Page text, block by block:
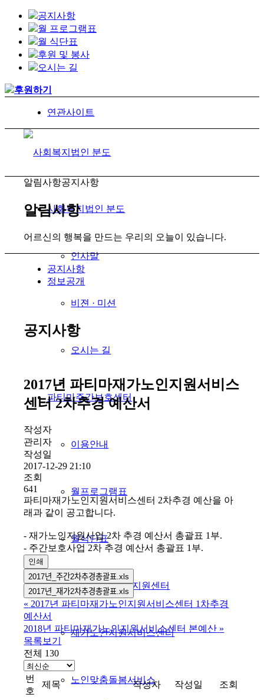
공지사항
월 프로그램표
월 식단표
후원 및 봉사
오시는 길
후원하기
연관사이트
사회복지법인 분도
인사말
비젼 · 미션
오시는 길
파티마주간보호센터
이용안내
월프로그램표
월식단표
파티마재가노인통합지원센터
재가노인지원서비스센터
노인맞춤돌봄서비스
알림사항공지사항
알림사항
어르신의 행복을 만드는 우리의 오늘이 있습니다.
공지사항
정보공개
공지사항
2017년 파티마재가노인지원서비스
센터 2차추경 예산서
작성자
관리자
작성일
2017-12-29 21:10
조회
641
파티마재가노인지원서비스센터 2차추경 예산을 아
래과 같이 공고합니다.
- 재가노인지원사업 2차 추경 예산서 총괄표 1부.
- 주간보호사업 2차 추경 예산서 총괄표 1부.
인쇄
2017년_주간2차추경총괄표.xls
2017년_재가2차추경총괄표.xls
« 2017년 파티마재가노인지원서비스센터 1차추경
예산서
2018년 파티마재가노인지원서비스센터 본예산 »
목록보기
전체 130
번
호
제목 작성자 작성일 조회